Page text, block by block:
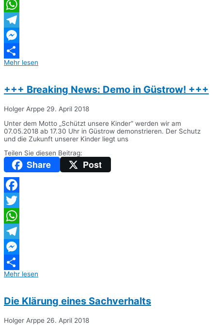
Twitter
WhatsApp
Telegram
Messenger
Teilen
Mehr lesen
+++ Breaking News: Demo in Güstrow! +++
Holger Arppe 29. April 2018
Unter dem Motto „Schützt unsere Kinder“ werden wir am
07.05.2018 ab 17.30 Uhr in Güstrow demonstrieren. Der Schutz
und die Zukunft unserer Kinder liegt uns
Teilen Sie diesen Beitrag:
Share Post
Facebook
Twitter
WhatsApp
Telegram
Messenger
Teilen
Mehr lesen
Die Klärung eines Sachverhalts
Holger Arppe 26. April 2018